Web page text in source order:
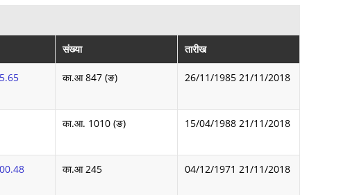
संख्या तारीख
का.आ 847 (ङ) 26/11/1985 21/11/2018
का.आ. 1010 (ङ) 15/04/1988 21/11/2018
का.आ 245 04/12/1971 21/11/2018